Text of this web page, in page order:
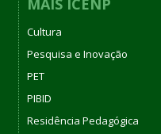
MAIS ICENP
Cultura
Pesquisa e Inovação
PET
PIBID
Residência Pedagógica